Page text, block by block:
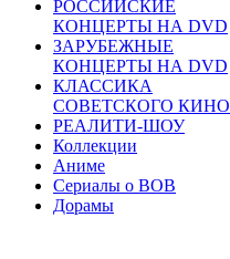
РОССИЙСКИЕ
КОНЦЕРТЫ НА DVD
ЗАРУБЕЖНЫЕ
КОНЦЕРТЫ НА DVD
КЛАССИКА
СОВЕТСКОГО КИНО
РЕАЛИТИ-ШОУ
Коллекции
Аниме
Сериалы о ВОВ
Дорамы